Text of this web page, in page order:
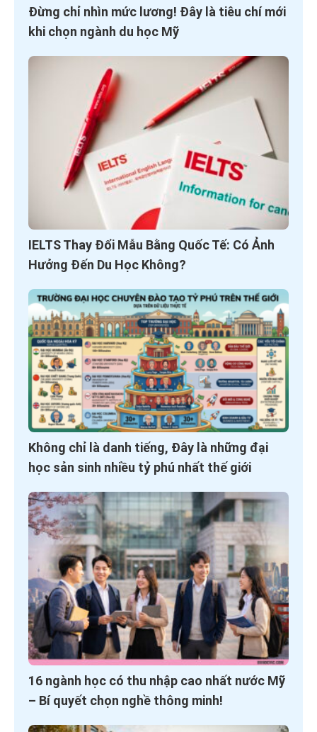
Đừng chỉ nhìn mức lương! Đây là tiêu chí mới
khi chọn ngành du học Mỹ
IELTS Thay Đổi Mẫu Bằng Quốc Tế: Có Ảnh
Hưởng Đến Du Học Không?
Không chỉ là danh tiếng, Đây là những đại
học sản sinh nhiều tỷ phú nhất thế giới
16 ngành học có thu nhập cao nhất nước Mỹ
– Bí quyết chọn nghề thông minh!